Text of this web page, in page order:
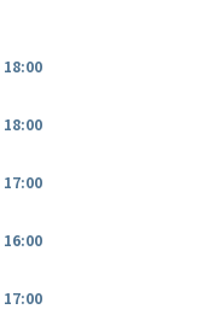
18:00
18:00
17:00
16:00
17:00